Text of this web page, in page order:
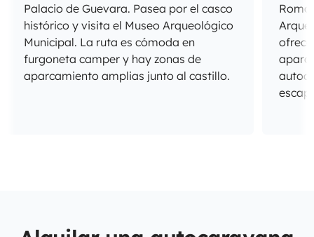
Palacio de Guevara. Pasea por el casco
histórico y visita el Museo Arqueológico
Municipal. La ruta es cómoda en
furgoneta camper y hay zonas de
aparcamiento amplias junto al castillo.